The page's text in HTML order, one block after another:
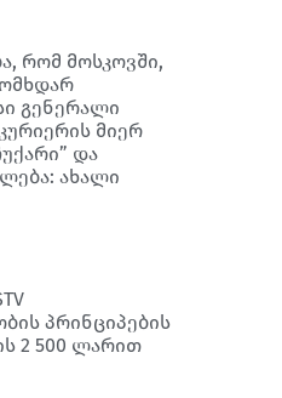
რომ მოსკოვში,
გენერალი
მიერ
და
ახალი
პრინციპების
2 500 ლარით